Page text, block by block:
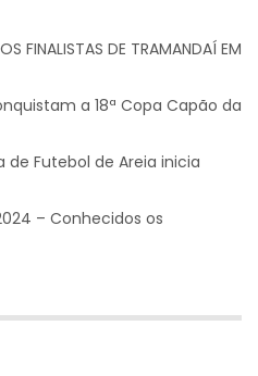
FINALISTAS DE TRAMANDAÍ EM
a 18ª Copa Capão da
de Futebol de Areia inicia
– Conhecidos os